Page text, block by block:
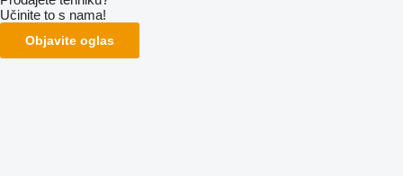
Učinite to s nama!
Objavite oglas